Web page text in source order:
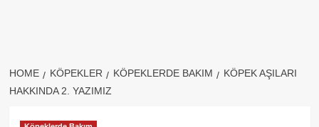
HOME KÖPEKLER KÖPEKLERDE BAKIM
KÖPEK AŞILARI
HAKKINDA 2. YAZIMIZ